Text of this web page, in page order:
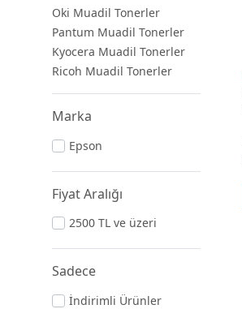
Oki Muadil Tonerler
Pantum Muadil Tonerler
Kyocera Muadil Tonerler
Ricoh Muadil Tonerler
Marka
Epson
Fiyat Aralığı
2500 TL ve üzeri
Sadece
İndirimli Ürünler